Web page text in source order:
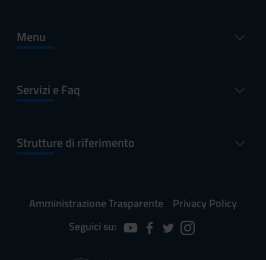
Menu
Servizi e Faq
Strutture di riferimento
Amministrazione Trasparente
Privacy Policy
Seguici su: